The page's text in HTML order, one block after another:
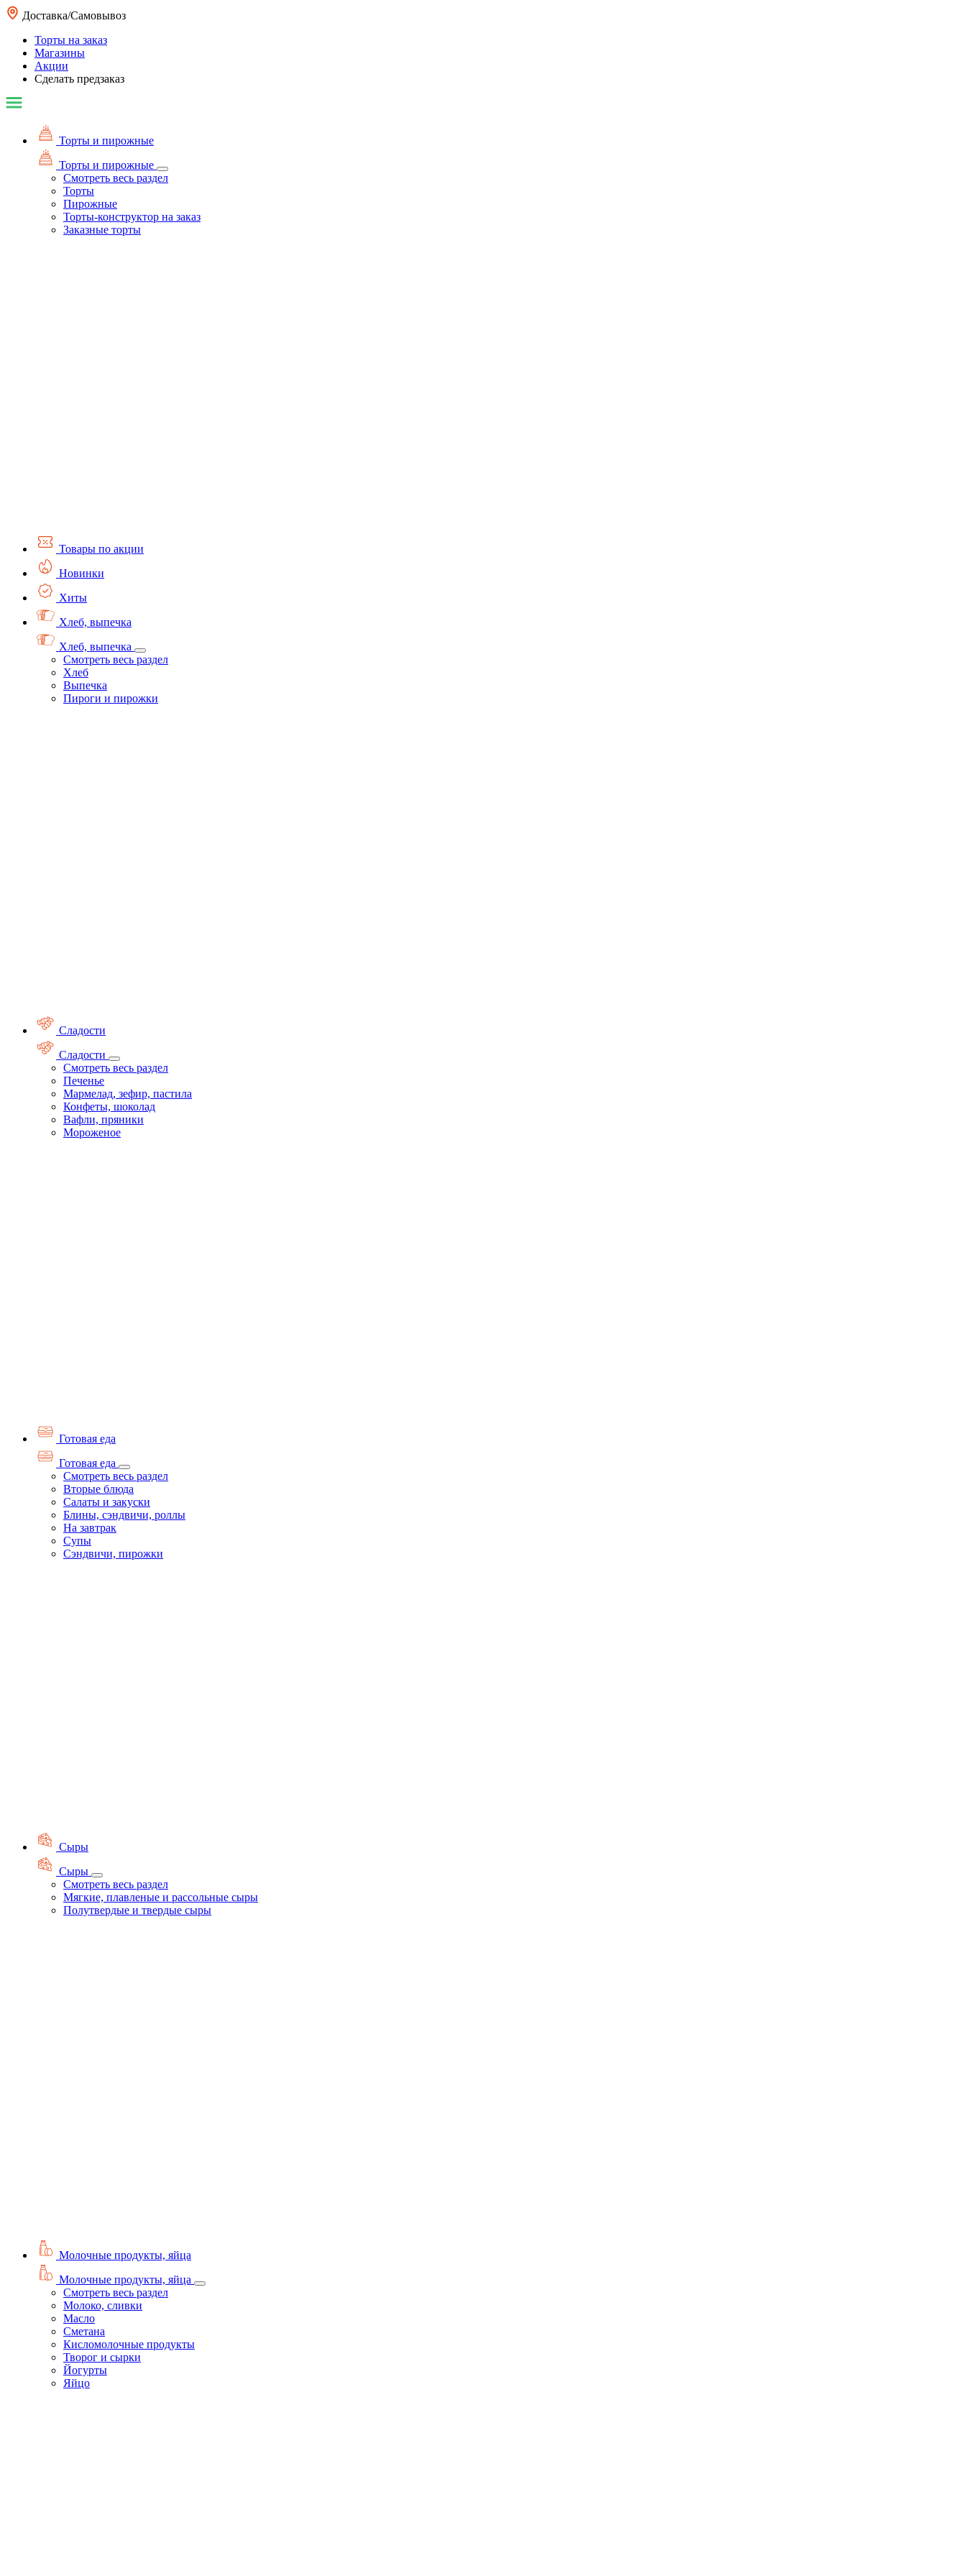
Доставка/Самовывоз
Торты на заказ
Магазины
Акции
Сделать предзаказ
Торты и пирожные
Торты и пирожные
Смотреть весь раздел
Торты
Пирожные
Торты-конструктор на заказ
Заказные торты
Товары по акции
Новинки
Хиты
Хлеб, выпечка
Хлеб, выпечка
Смотреть весь раздел
Хлеб
Выпечка
Пироги и пирожки
Сладости
Сладости
Смотреть весь раздел
Печенье
Мармелад, зефир, пастила
Конфеты, шоколад
Вафли, пряники
Мороженое
Готовая еда
Готовая еда
Смотреть весь раздел
Вторые блюда
Салаты и закуски
Блины, сэндвичи, роллы
На завтрак
Супы
Сэндвичи, пирожки
Сыры
Сыры
Смотреть весь раздел
Мягкие, плавленые и рассольные сыры
Полутвердые и твердые сыры
Молочные продукты, яйца
Молочные продукты, яйца
Смотреть весь раздел
Молоко, сливки
Масло
Сметана
Кисломолочные продукты
Творог и сырки
Йогурты
Яйцо